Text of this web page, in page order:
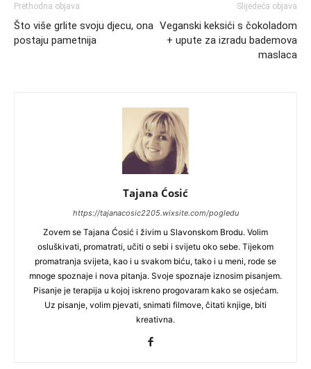
Prethodna objava
Što više grlite svoju djecu, ona
postaju pametnija
Slijedeća objava
Veganski keksići s čokoladom
+ upute za izradu bademova
maslaca
Tajana Ćosić
https://tajanacosic2205.wixsite.com/pogledu
Zovem se Tajana Ćosić i živim u Slavonskom Brodu. Volim
osluškivati, promatrati, učiti o sebi i svijetu oko sebe. Tijekom
promatranja svijeta, kao i u svakom biću, tako i u meni, rode se
mnoge spoznaje i nova pitanja. Svoje spoznaje iznosim pisanjem.
Pisanje je terapija u kojoj iskreno progovaram kako se osjećam.
Uz pisanje, volim pjevati, snimati filmove, čitati knjige, biti
kreativna.